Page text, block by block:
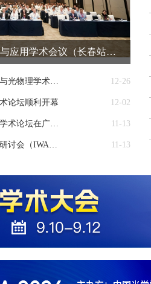
第九届空间遥感技术与应用学术会议（长春站）成功举办
· 第二十三届全国基础光学与光物理学术讨论会在江苏南通举办 12-26
论坛顺利开幕 12-02
· 第六届全国激光光谱技术学术论坛在广州成功召开 11-13
· 第七届国际先进光刻技术研讨会（IWAPS）在浙江丽水胜利闭幕 11-13